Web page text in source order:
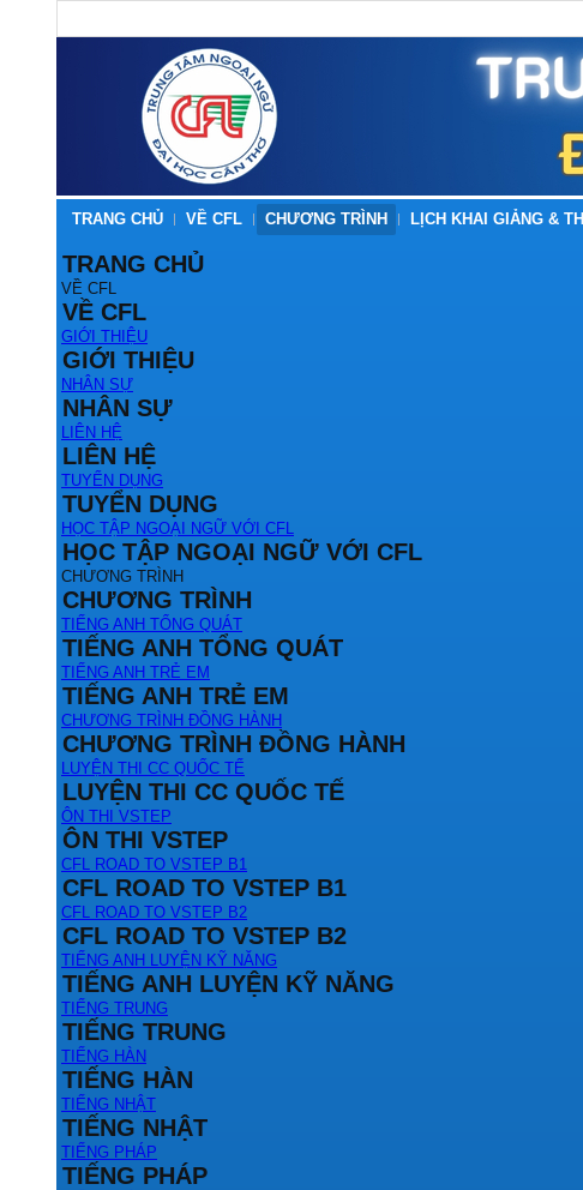
TRANG CHỦ VỀ CFL CHƯƠNG TRÌNH LỊCH KHAI GIẢNG & THI
TRANG CHỦ
VỀ CFL
VỀ CFL
GIỚI THIỆU
GIỚI THIỆU
NHÂN SỰ
NHÂN SỰ
LIÊN HỆ
LIÊN HỆ
TUYỂN DỤNG
TUYỂN DỤNG
HỌC TẬP NGOẠI NGỮ VỚI CFL
HỌC TẬP NGOẠI NGỮ VỚI CFL
CHƯƠNG TRÌNH
CHƯƠNG TRÌNH
TIẾNG ANH TỔNG QUÁT
TIẾNG ANH TỔNG QUÁT
TIẾNG ANH TRẺ EM
TIẾNG ANH TRẺ EM
CHƯƠNG TRÌNH ĐỒNG HÀNH
CHƯƠNG TRÌNH ĐỒNG HÀNH
LUYỆN THI CC QUỐC TẾ
LUYỆN THI CC QUỐC TẾ
ÔN THI VSTEP
ÔN THI VSTEP
CFL ROAD TO VSTEP B1
CFL ROAD TO VSTEP B1
CFL ROAD TO VSTEP B2
CFL ROAD TO VSTEP B2
TIẾNG ANH LUYỆN KỸ NĂNG
TIẾNG ANH LUYỆN KỸ NĂNG
TIẾNG TRUNG
TIẾNG TRUNG
TIẾNG HÀN
TIẾNG HÀN
TIẾNG NHẬT
TIẾNG NHẬT
TIẾNG PHÁP
TIẾNG PHÁP